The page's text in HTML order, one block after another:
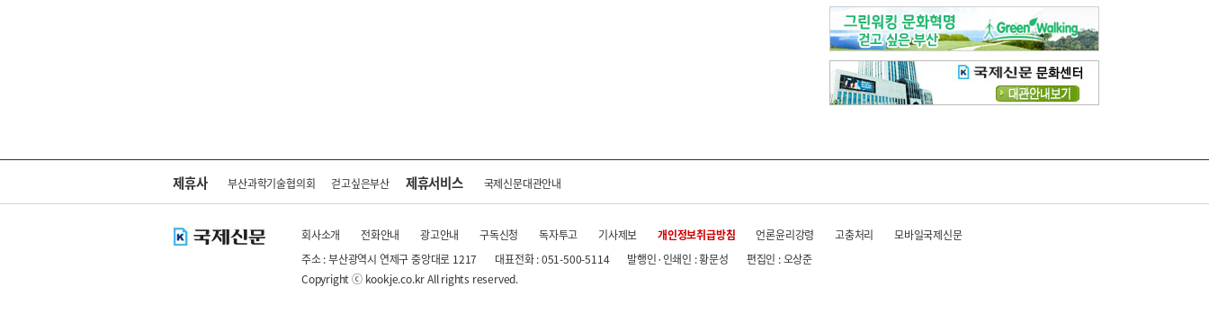
우리 결혼해요-[전체보기]
우리 결혼해요- 김홍윤·정세빈 커플
제휴사 부산과학기술협의회 걷고싶은부산 제휴서비스 국제신문대관안내
회사소개 전화안내 광고안내 구독신청 독자투고 기사제보 개인정보취급방침 언론윤리강령 고충처리
모바일국제신문
주소 : 부산광역시 연제구 중앙대로 1217
대표전화 : 051-500-5114 발행인·인쇄인 : 황문성
편집인 : 오상준
Copyright ⓒ kookje.co.kr All rights reserved.